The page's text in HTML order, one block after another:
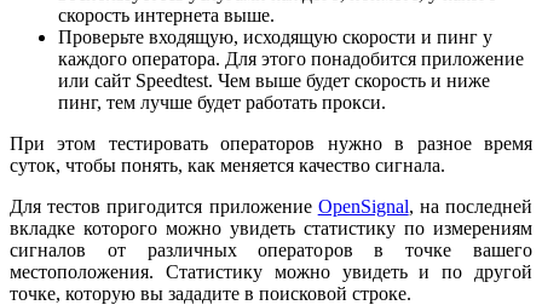
скорость интернета выше.
Проверьте входящую, исходящую скорости и пинг у
каждого оператора. Для этого понадобится приложение
или сайт Speedtest. Чем выше будет скорость и ниже
пинг, тем лучше будет работать прокси.
При этом тестировать операторов нужно в разное время
суток, чтобы понять, как меняется качество сигнала.
Для тестов пригодится приложение OpenSignal, на последней
вкладке которого можно увидеть статистику по измерениям
сигналов от различных операторов в точке вашего
местоположения. Статистику можно увидеть и по другой
точке, которую вы зададите в поисковой строке.